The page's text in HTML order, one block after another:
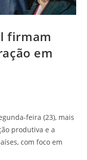
firmam
em
feira (23), mais
produtiva e a
com foco em